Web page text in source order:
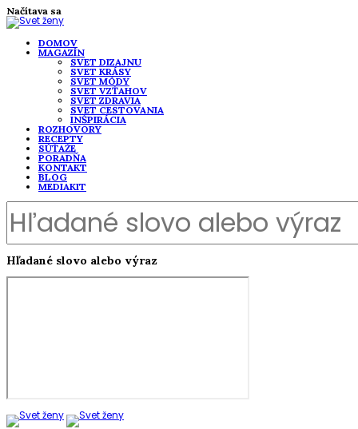
Načítava sa
DOMOV
MAGAZÍN
SVET DIZAJNU
SVET KRÁSY
SVET MÓDY
SVET VZŤAHOV
SVET ZDRAVIA
SVET CESTOVANIA
INŠPIRÁCIA
ROZHOVORY
RECEPTY
SÚŤAŽE
PORADŇA
KONTAKT
BLOG
MEDIAKIT
Hľadané slovo alebo výraz